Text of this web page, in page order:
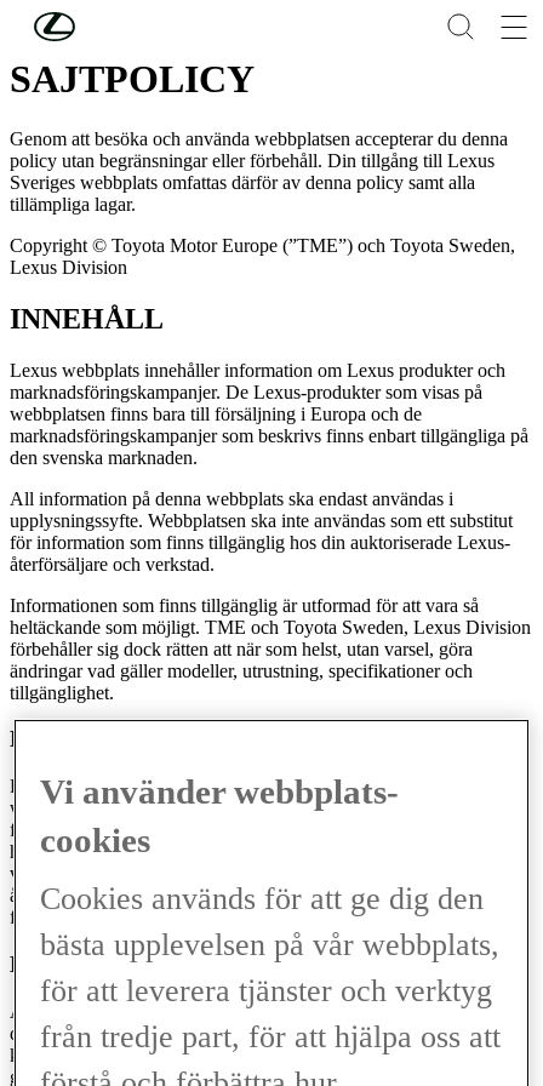
Hoppa till huvudinnehåll
SAJTPOLICY
Genom att besöka och använda webbplatsen accepterar du denna
policy utan begränsningar eller förbehåll. Din tillgång till Lexus
Sveriges webbplats omfattas därför av denna policy samt alla
tillämpliga lagar.
Copyright © Toyota Motor Europe (”TME”) och Toyota Sweden,
Lexus Division
INNEHÅLL
Lexus webbplats innehåller information om Lexus produkter och
marknadsföringskampanjer. De Lexus-produkter som visas på
webbplatsen finns bara till försäljning i Europa och de
marknadsföringskampanjer som beskrivs finns enbart tillgängliga på
den svenska marknaden.
All information på denna webbplats ska endast användas i
upplysningssyfte. Webbplatsen ska inte användas som ett substitut
för information som finns tillgänglig hos din auktoriserade Lexus-
återförsäljare och verkstad.
Informationen som finns tillgänglig är utformad för att vara så
heltäckande som möjligt. TME och Toyota Sweden, Lexus Division
förbehåller sig dock rätten att när som helst, utan varsel, göra
ändringar vad gäller modeller, utrustning, specifikationer och
tillgänglighet.
LEXUS PRISSÄTTNING
Prisinformationen som finns i eller tillhandahålls genom denna
webbplats har uteslutande ett informationssyfte och utgör inget
försäljningserbjudande av Lexus produkter. Prisinformationen är ej
heller bindande för Lexus auktoriserade återförsäljare och
verkstäder. För varje köp av en Lexus-produkt gäller de villkor som
återfinns i det för det aktuella köpet särskilt upprättade
försäljningsavtalet.
BRÄNSLEFÖRBRUKNING OCH CO2-UTSLÄPP
Alla sifferuppgifter om bränsleförbrukning och CO2-utsläpp på
denna webbplats är uppmätta under kontrollerade former enligt
kraven i EU:s Direktiv 80/1268/EEC inklusive dess tillägg och
gäller en basutrustad produktionsbil. Var vänlig kontakta din
Vi använder webbplats-
cookies
Cookies används för att ge dig den
bästa upplevelsen på vår webbplats,
för att leverera tjänster och verktyg
från tredje part, för att hjälpa oss att